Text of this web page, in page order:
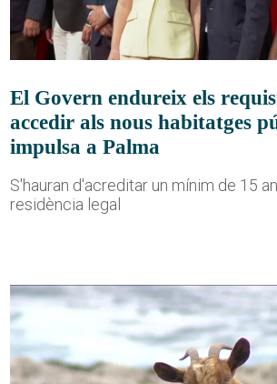
El Govern endureix els
accedir als nous habitatges
impulsa a Palma
S'hauran d'acreditar un mínim de 15
residència legal